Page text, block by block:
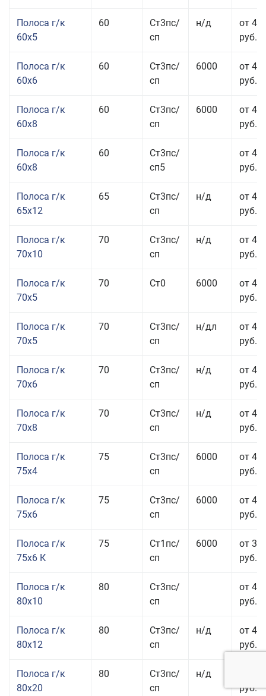
Полоса г/к
60x5
60
Ст3пс/
сп
н/д
от 42
руб.
Полоса г/к
60x6
60
Ст3пс/
сп
6000
от 42
руб.
Полоса г/к
60x8
60
Ст3пс/
сп
6000
от 42
руб.
Полоса г/к
60x8
60
Ст3пс/
сп5
от 42
руб.
Полоса г/к
65x12
65
Ст3пс/
сп
н/д
от 42
руб.
Полоса г/к
70x10
70
Ст3пс/
сп
н/д
от 42
руб.
Полоса г/к
70x5
70 Ст0 6000
от 44
руб.
Полоса г/к
70x5
70
Ст3пс/
сп
н/дл
от 44
руб.
Полоса г/к
70x6
70
Ст3пс/
сп
н/д
от 43
руб.
Полоса г/к
70x8
70
Ст3пс/
сп
н/д
от 43
руб.
Полоса г/к
75x4
75
Ст3пс/
сп
6000
от 42
руб.
Полоса г/к
75x6
75
Ст3пс/
сп
6000
от 42
руб.
Полоса г/к
75x6 К
75
Ст1пс/
сп
6000
от 35
руб.
Полоса г/к
80x10
80
Ст3пс/
сп
от 43
руб.
Полоса г/к
80x12
80
Ст3пс/
сп
н/д
от 45
руб.
Полоса г/к
80x20
80
Ст3пс/
сп
н/д
руб.